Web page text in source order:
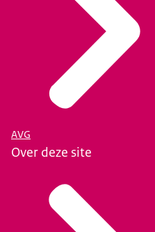
AVG
Over deze site